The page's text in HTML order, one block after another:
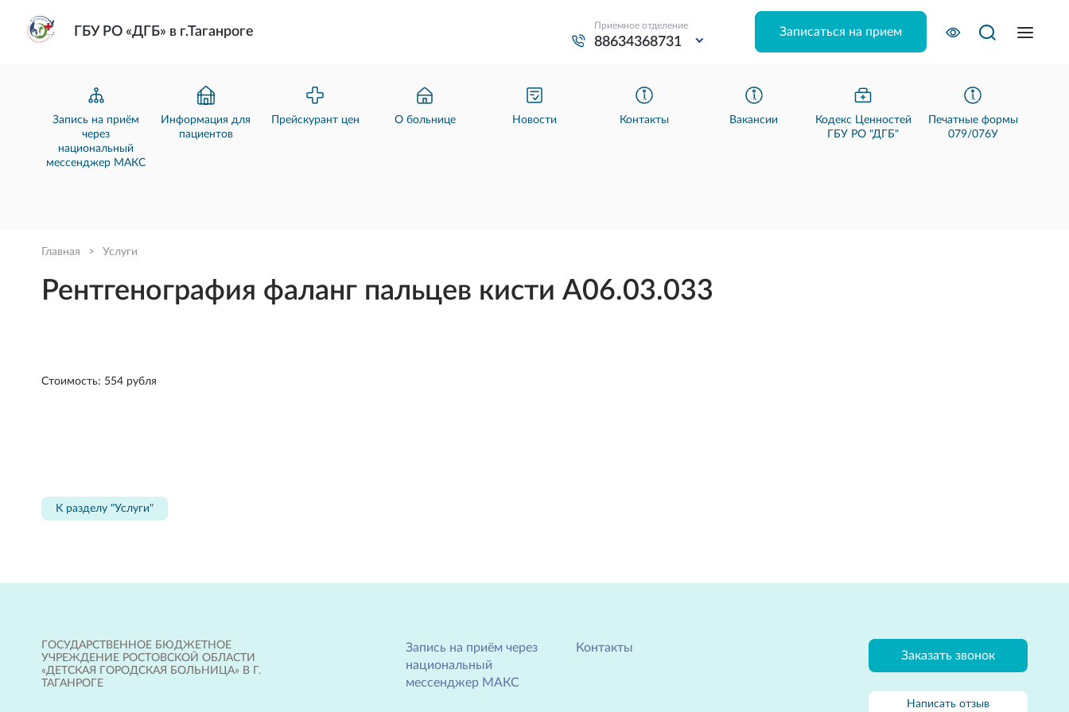
Запись на приём
через
национальный
мессенджер МАКС
Информация для
пациентов
Прейскурант цен О больнице Новости Контакты Вакансии
Кодекс Ценностей
ГБУ РО "ДГБ"
Печатные формы
079/076У
Главная > Услуги
Рентгенография фаланг пальцев кисти A06.03.033
Стоимость: 554 рубля
К разделу "Услуги"
ГБУ РО «ДГБ» в г.Таганроге Приемное отделение
88634368731
Записаться на прием
ГОСУДАРСТВЕННОЕ БЮДЖЕТНОЕ
УЧРЕЖДЕНИЕ РОСТОВСКОЙ ОБЛАСТИ
«ДЕТСКАЯ ГОРОДСКАЯ БОЛЬНИЦА» В Г.
ТАГАНРОГЕ
Запись на приём через
национальный
мессенджер МАКС
Контакты
Заказать звонок
Написать отзыв